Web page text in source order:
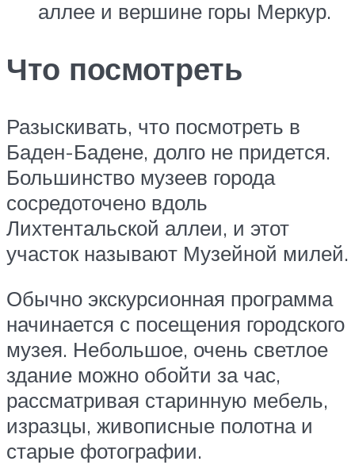
аллее и вершине горы Меркур.
Что посмотреть
Разыскивать, что посмотреть в
Баден-Бадене, долго не придется.
Большинство музеев города
сосредоточено вдоль
Лихтентальской аллеи, и этот
участок называют Музейной милей.
Обычно экскурсионная программа
начинается с посещения городского
музея. Небольшое, очень светлое
здание можно обойти за час,
рассматривая старинную мебель,
изразцы, живописные полотна и
старые фотографии.